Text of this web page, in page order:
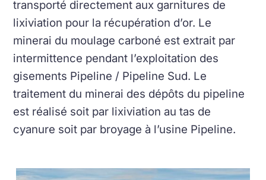
transporté directement aux garnitures de
lixiviation pour la récupération d’or. Le
minerai du moulage carboné est extrait par
intermittence pendant l’exploitation des
gisements Pipeline / Pipeline Sud. Le
traitement du minerai des dépôts du pipeline
est réalisé soit par lixiviation au tas de
cyanure soit par broyage à l’usine Pipeline.